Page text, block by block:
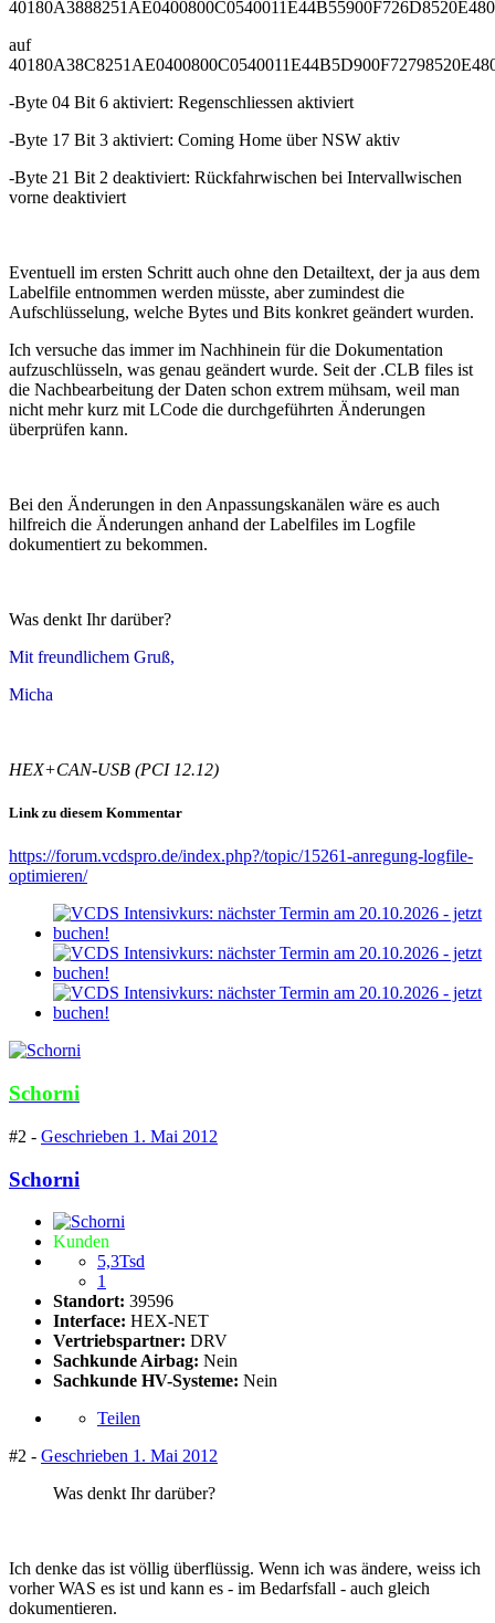
auf
-Byte 04 Bit 6 aktiviert: Regenschliessen aktiviert
-Byte 17 Bit 3 aktiviert: Coming Home über NSW aktiv
-Byte 21 Bit 2 deaktiviert: Rückfahrwischen bei Intervallwischen
vorne deaktiviert
Eventuell im ersten Schritt auch ohne den Detailtext, der ja aus dem
Labelfile entnommen werden müsste, aber zumindest die
Aufschlüsselung, welche Bytes und Bits konkret geändert wurden.
Ich versuche das immer im Nachhinein für die Dokumentation
aufzuschlüsseln, was genau geändert wurde. Seit der .CLB files ist
die Nachbearbeitung der Daten schon extrem mühsam, weil man
nicht mehr kurz mit LCode die durchgeführten Änderungen
überprüfen kann.
Bei den Änderungen in den Anpassungskanälen wäre es auch
hilfreich die Änderungen anhand der Labelfiles im Logfile
dokumentiert zu bekommen.
Was denkt Ihr darüber?
Mit freundlichem Gruß,
Micha
HEX+CAN-USB (PCI 12.12)
Link zu diesem Kommentar
https://forum.vcdspro.de/index.php?/topic/15261-anregung-logfile-
optimieren/
Schorni
#2 - Geschrieben 1. Mai 2012
Schorni
Kunden
5,3Tsd
1
Standort: 39596
Interface: HEX-NET
Vertriebspartner: DRV
Sachkunde Airbag: Nein
Sachkunde HV-Systeme: Nein
Teilen
#2 - Geschrieben 1. Mai 2012
Was denkt Ihr darüber?
Ich denke das ist völlig überflüssig. Wenn ich was ändere, weiss ich
vorher WAS es ist und kann es - im Bedarfsfall - auch gleich
dokumentieren.